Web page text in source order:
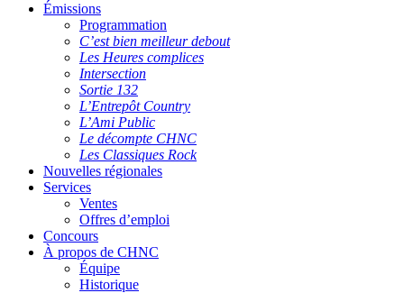
Émissions
Programmation
C’est bien meilleur debout
Les Heures complices
Intersection
Sortie 132
L’Entrepôt Country
L’Ami Public
Le décompte CHNC
Les Classiques Rock
Nouvelles régionales
Services
Ventes
Offres d’emploi
Concours
À propos de CHNC
Équipe
Historique